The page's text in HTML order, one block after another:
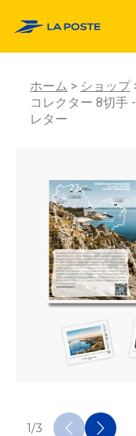
ホーム
ショップ
コレクター 8切手
レター
1/3